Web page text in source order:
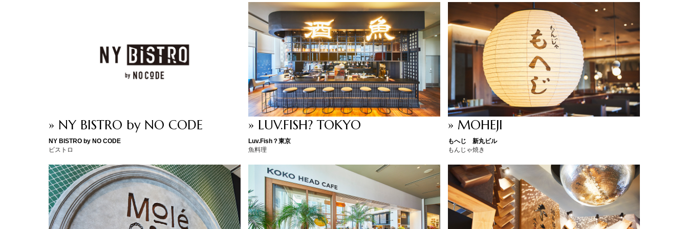
» NY BISTRO by NO CODE
NY BISTRO by NO CODE
ビストロ
» LUV.FISH? TOKYO
Luv.Fish？東京
魚料理
» MOHEJI
もへじ 新丸ビル
もんじゃ焼き